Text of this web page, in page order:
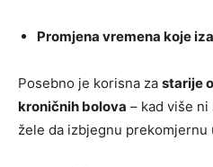
Promjena vremena koje
Posebno je korisna za starije
kroničnih bolova – kad više
žele da izbjegnu prekomjernu